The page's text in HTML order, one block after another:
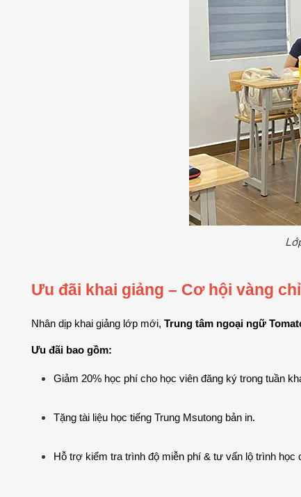
Ưu đãi khai giảng – Cơ hội vàng
Nhân dịp khai giảng lớp mới, Trung tâm ngoại ngữ
Ưu đãi bao gồm:
Giảm 20% học phí cho học viên đăng ký trong tuần
Tặng tài liệu học tiếng Trung Msutong bản in.
Hỗ trợ kiểm tra trình độ miễn phí & tư vấn lộ trình học